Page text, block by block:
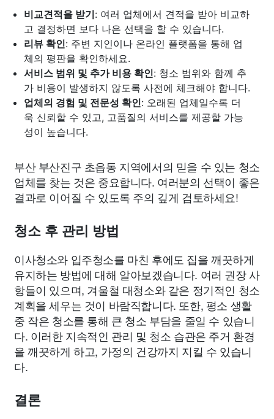
비교견적을 받기: 여러 업체에서 견적을 받아 비교하
고 결정하면 보다 나은 선택을 할 수 있습니다.
리뷰 확인: 주변 지인이나 온라인 플랫폼을 통해 업
체의 평판을 확인하세요.
서비스 범위 및 추가 비용 확인: 청소 범위와 함께 추
가 비용이 발생하지 않도록 사전에 체크해야 합니다.
업체의 경험 및 전문성 확인: 오래된 업체일수록 더
욱 신뢰할 수 있고, 고품질의 서비스를 제공할 가능
성이 높습니다.
부산 부산진구 초읍동 지역에서의 믿을 수 있는 청소
업체를 찾는 것은 중요합니다. 여러분의 선택이 좋은
결과로 이어질 수 있도록 주의 깊게 검토하세요!
청소 후 관리 방법
이사청소와 입주청소를 마친 후에도 집을 깨끗하게
유지하는 방법에 대해 알아보겠습니다. 여러 권장 사
항들이 있으며, 겨울철 대청소와 같은 정기적인 청소
계획을 세우는 것이 바람직합니다. 또한, 평소 생활
중 작은 청소를 통해 큰 청소 부담을 줄일 수 있습니
다. 이러한 지속적인 관리 및 청소 습관은 주거 환경
을 깨끗하게 하고, 가정의 건강까지 지킬 수 있습니
다.
결론